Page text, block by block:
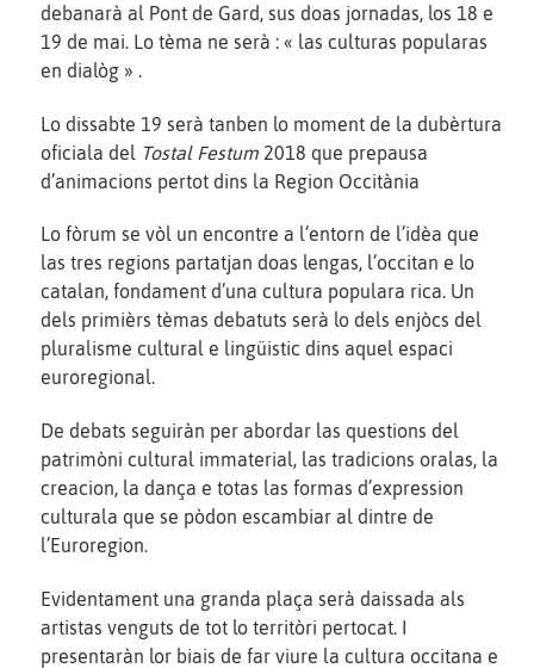
debanarà al Pont de Gard, sus doas jornadas, los 18 e
19 de mai. Lo tèma ne serà : « las culturas popularas
en dialòg » .
Lo dissabte 19 serà tanben lo moment de la dubèrtura
oficiala del
Tostal Festum 2018 que prepausa
d’animacions pertot dins la Region Occitània
Lo fòrum se vòl un encontre a l’entorn de l’idèa que
las tres regions partatjan doas lengas, l’occitan e lo
catalan, fondament d’una cultura populara rica. Un
dels primièrs tèmas debatuts serà lo dels enjòcs del
pluralisme cultural e lingüistic dins aquel espaci
euroregional.
De debats seguiràn per abordar las questions del
patrimòni cultural immaterial, las tradicions oralas, la
creacion, la dança e totas las formas d’expression
culturala que se pòdon escambiar al dintre de
l’Euroregion.
Evidentament una granda plaça serà daissada als
artistas venguts de tot lo territòri pertocat. I
presentaràn lor biais de far viure la cultura occitana e